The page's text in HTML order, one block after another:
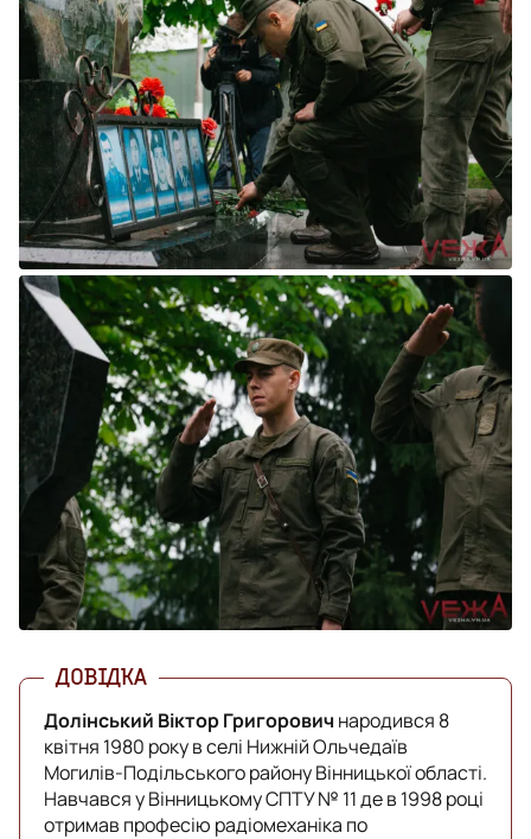
Долінський Віктор Григорович народився 8
квітня 1980 року в селі Нижній Ольчедаїв
Могилів-Подільського району Вінницької області.
Навчався у Вінницькому СПТУ № 11 де в 1998 році
отримав професію радіомеханіка по